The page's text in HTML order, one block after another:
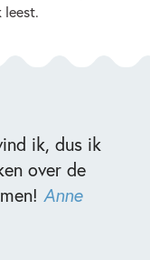
leest.
ik, dus ik
over de
Anne